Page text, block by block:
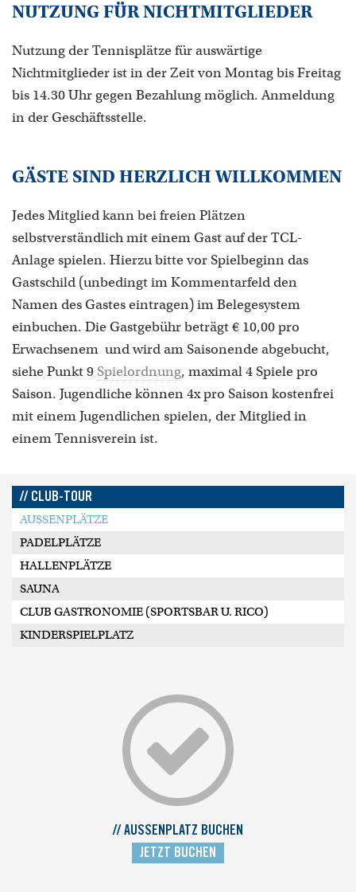
NUTZUNG FÜR NICHTMITGLIEDER
Nutzung der Tennisplätze für auswärtige
Nichtmitglieder ist in der Zeit von Montag bis Freitag
bis 14.30 Uhr gegen Bezahlung möglich. Anmeldung
in der Geschäftsstelle.
GÄSTE SIND HERZLICH WILLKOMMEN
Jedes Mitglied kann bei freien Plätzen
selbstverständlich mit einem Gast auf der TCL-
Anlage spielen. Hierzu bitte vor Spielbeginn das
Gastschild (unbedingt im Kommentarfeld den
Namen des Gastes eintragen) im Belegesystem
einbuchen. Die Gastgebühr beträgt € 10,00 pro
Erwachsenem und wird am Saisonende abgebucht,
siehe Punkt 9 Spielordnung, maximal 4 Spiele pro
Saison. Jugendliche können 4x pro Saison kostenfrei
mit einem Jugendlichen spielen, der Mitglied in
einem Tennisverein ist.
// CLUB-TOUR
AUSSENPLÄTZE
PADELPLÄTZE
HALLENPLÄTZE
SAUNA
CLUB GASTRONOMIE (SPORTSBAR U. RICO)
KINDERSPIELPLATZ
// AUSSENPLATZ BUCHEN
JETZT BUCHEN